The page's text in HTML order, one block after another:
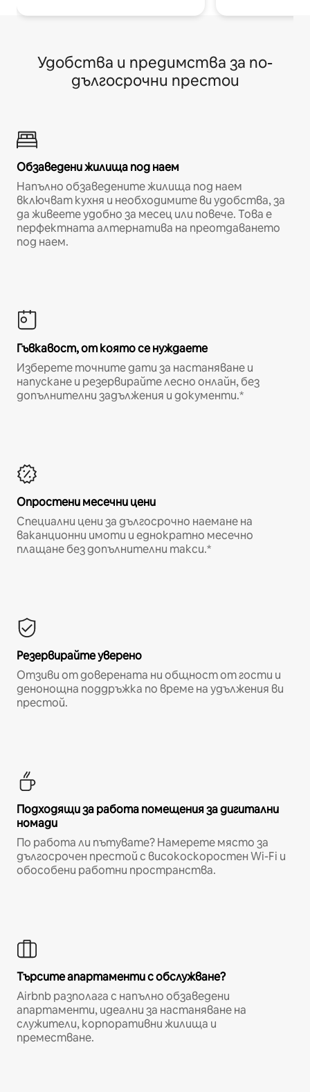
Удобства и предимства за по-
дългосрочни престои
Обзаведени жилища под наем
Напълно обзаведените жилища под наем
включват кухня и необходимите ви удобства, за
да живеете удобно за месец или повече. Това е
перфектната алтернатива на преотдаването
под наем.
Гъвкавост, от която се нуждаете
Изберете точните дати за настаняване и
напускане и резервирайте лесно онлайн, без
допълнителни задължения и документи.*
Опростени месечни цени
Специални цени за дългосрочно наемане на
ваканционни имоти и еднократно месечно
плащане без допълнителни такси.*
Резервирайте уверено
Отзиви от доверената ни общност от гости и
денонощна поддръжка по време на удължения ви
престой.
Подходящи за работа помещения за дигитални
номади
По работа ли пътувате? Намерете място за
дългосрочен престой с високоскоростен Wi-Fi и
обособени работни пространства.
Търсите апартаменти с обслужване?
Airbnb разполага с напълно обзаведени
апартаменти, идеални за настаняване на
служители, корпоративни жилища и
преместване.